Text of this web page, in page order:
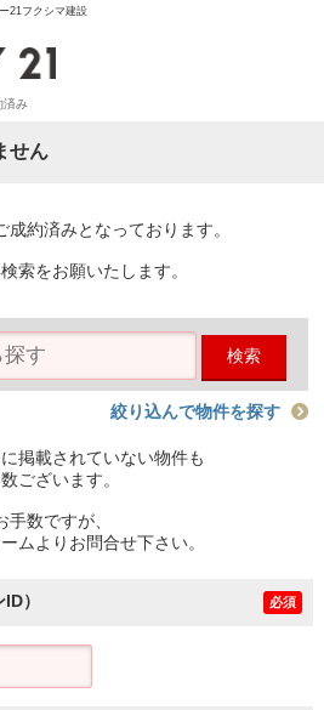
21フクシマ建設
済み
せん
成約済みとなっております。
索をお願いたします。
検索
絞り込んで物件を探す
掲載されていない物件も
ございます。
手数ですが、
ムよりお問合せ下さい。
） 必須